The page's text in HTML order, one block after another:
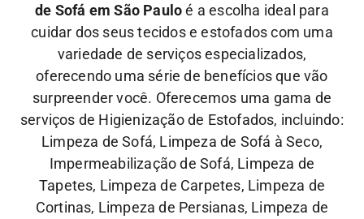
de Sofá em São Pauloé a escolha ideal para
cuidar dos seus tecidos e estofados com uma
variedade de serviços especializados,
oferecendo uma série de benefícios que vão
surpreender você. Oferecemos uma gama de
serviços de Higienização de Estofados, incluindo:
Limpeza de Sofá, Limpeza de Sofá à Seco,
Impermeabilização de Sofá, Limpeza de
Tapetes, Limpeza de Carpetes, Limpeza de
Cortinas, Limpeza de Persianas, Limpeza de